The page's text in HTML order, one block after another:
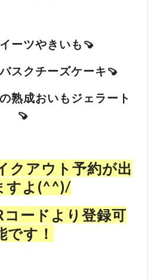
ーツやきいも🍠
スクチーズケーキ🍠
熟成おいもジェラート
🍠
クアウト予約が出
すよ(^^)/
ードより登録可
です！